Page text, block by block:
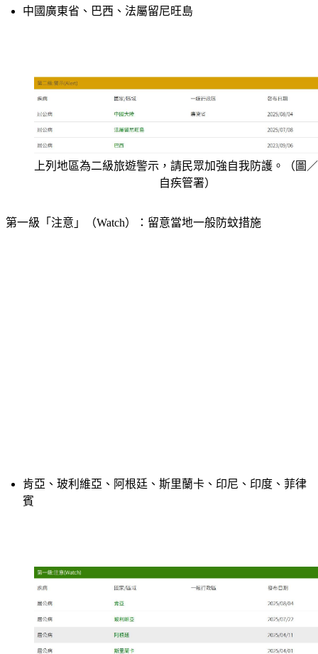
中國廣東省、巴西、法屬留尼旺島
上列地區為二級旅遊警示，請民眾加強自我防護。（圖
自疾管署）
第一級「注意」（Watch）：留意當地一般防蚊措施
肯亞、玻利維亞、阿根廷、斯里蘭卡、印尼、印度、菲律
賓